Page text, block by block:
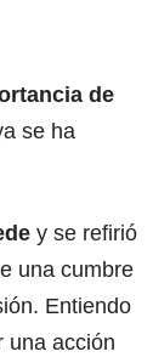
de
se ha
y se refirió
una cumbre
Entiendo
una acción